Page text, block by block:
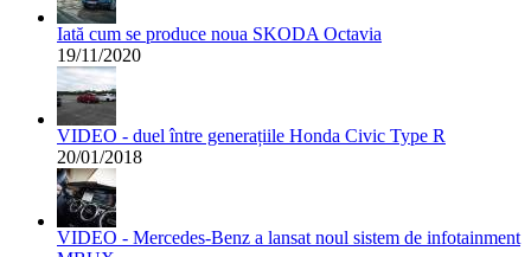
Iată cum se produce noua SKODA Octavia
19/11/2020
VIDEO - duel între generațiile Honda Civic Type R
20/01/2018
VIDEO - Mercedes-Benz a lansat noul sistem de infotainment